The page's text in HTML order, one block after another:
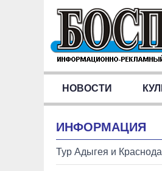
НОВОСТИ
ИНФОРМАЦИЯ
Тур Адыгея и